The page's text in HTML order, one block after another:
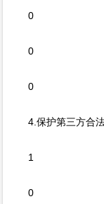
0
0
0
4.保护第三方合
1
0